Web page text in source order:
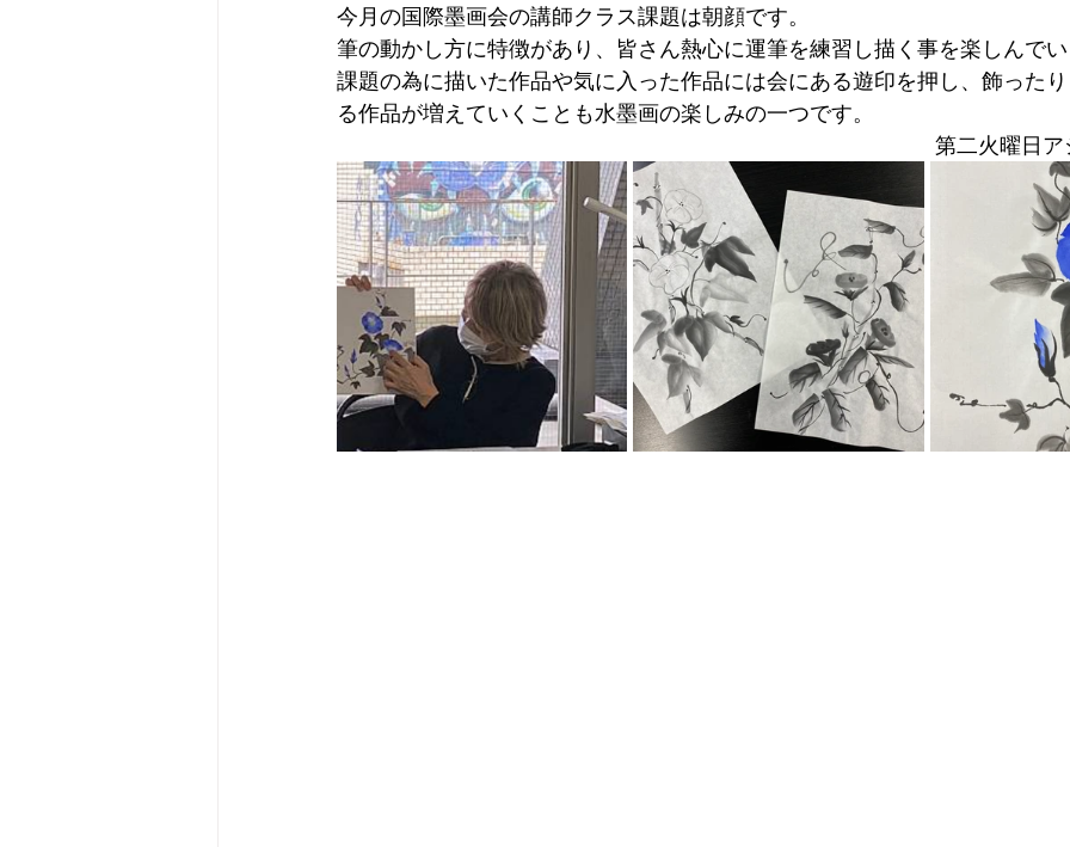
今月の国際墨画会の講師クラス課題は朝顔です。
筆の動かし方に特徴があり、皆さん熱心に運筆を練習し描く事を楽しんで
課題の為に描いた作品や気に入った作品には会にある遊印を押し、飾った
る作品が増えていくことも水墨画の楽しみの一つです。
第二火曜日